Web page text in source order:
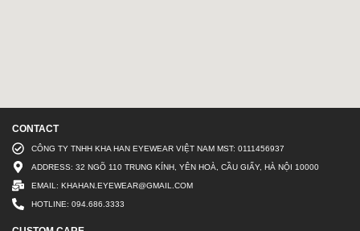
CONTACT
CÔNG TY TNHH KHA HAN EYEWEAR VIỆT NAM MST: 0111456937
ADDRESS: 32 NGÕ 110 TRUNG KÍNH, YÊN HOÀ, CẦU GIẤY, HÀ NỘI 10000
EMAIL: KHAHAN.EYEWEAR@GMAIL.COM
HOTLINE: 094.686.3333